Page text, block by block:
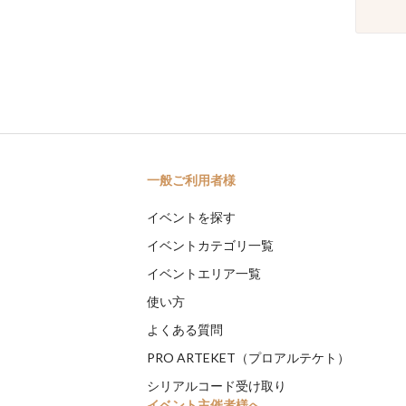
一般ご利用者様
イベントを探す
イベントカテゴリ一覧
イベントエリア一覧
使い方
よくある質問
PRO ARTEKET（プロアルテケト）
シリアルコード受け取り